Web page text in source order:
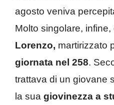
agosto veniva
Molto singolare, infine,
Lorenzo, martirizzato
giornata nel 258.
trattava di un giovane
la sua giovinezza a